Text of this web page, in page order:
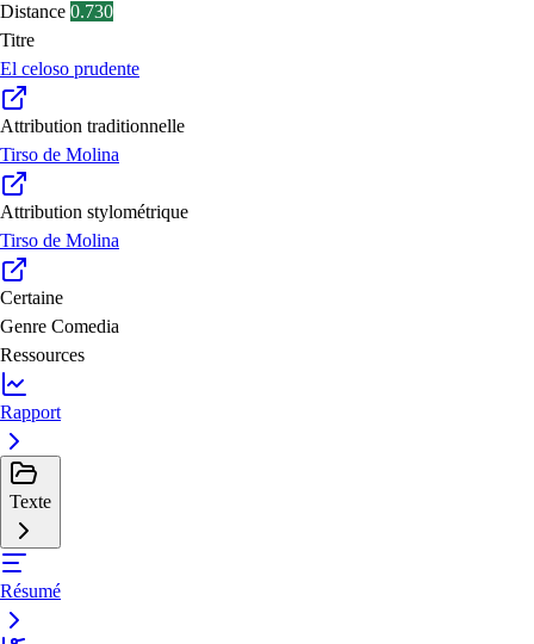
Distance 0.730
Titre
El celoso prudente
Attribution traditionnelle
Tirso de Molina
Attribution stylométrique
Tirso de Molina
Certaine
Genre Comedia
Ressources
Rapport
Texte
Résumé